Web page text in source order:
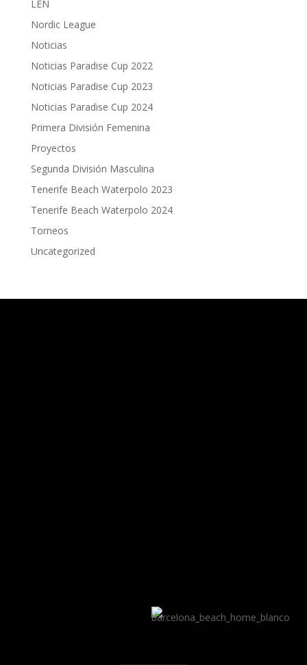
LEN
Nordic League
Noticias
Noticias Paradise Cup 2022
Noticias Paradise Cup 2023
Noticias Paradise Cup 2024
Primera División Femenina
Proyectos
Segunda División Masculina
Tenerife Beach Waterpolo 2023
Tenerife Beach Waterpolo 2024
Torneos
Uncategorized